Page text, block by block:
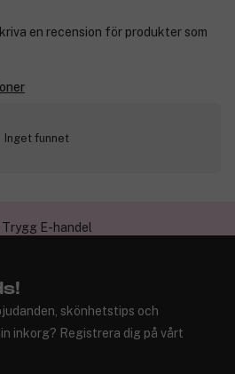
en recension för produkter som
Inget funnet
skönhetstips och
inkorg? Registrera dig på vårt